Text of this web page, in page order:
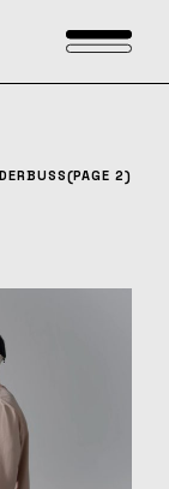
(PAGE 2)